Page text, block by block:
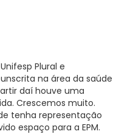
Plural e
na área da saúde
daí houve uma
Crescemos muito.
tenha representação
espaço para a EPM.